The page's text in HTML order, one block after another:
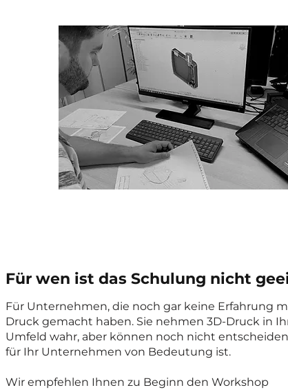
Für wen ist das Schulung nicht
Für Unternehmen, die noch gar keine Erfahrung
Druck gemacht haben. Sie nehmen 3D-Druck in
Umfeld wahr, aber können noch nicht
für Ihr Unternehmen von Bedeutung ist.
Wir empfehlen Ihnen zu Beginn den Workshop